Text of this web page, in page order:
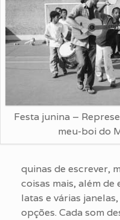
Festa junina –
meu-boi do
quinas de escrever,
coisas mais, além
latas e várias
opções. Cada som